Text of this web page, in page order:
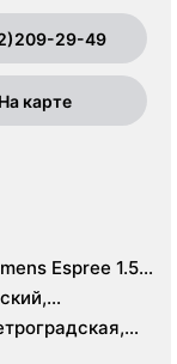
29-49
карте
Espree 1.5
срезов